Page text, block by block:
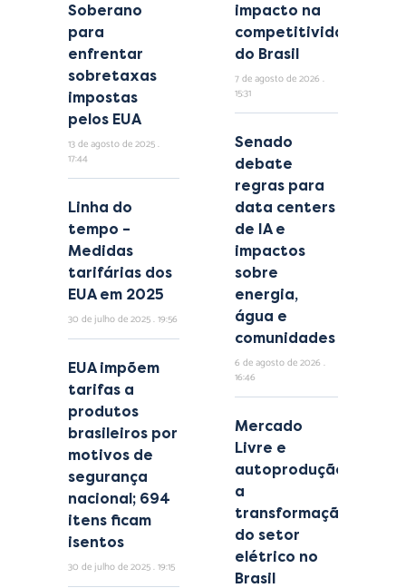
Soberano
para
enfrentar
sobretaxas
impostas
pelos EUA
13 de agosto de 2025
17:44
Linha do
tempo –
Medidas
tarifárias dos
EUA em 2025
30 de julho de 2025 19:56
EUA impõem
tarifas a
produtos
brasileiros por
motivos de
segurança
nacional; 694
itens ficam
isentos
30 de julho de 2025 19:15
impacto na
competitividade
do Brasil
7 de agosto de 2026
15:31
Senado
debate
regras para
data centers
de IA e
impactos
sobre
energia,
água e
comunidades
6 de agosto de 2026
16:46
Mercado
Livre e
autoprodução:
a
transformação
do setor
elétrico no
Brasil